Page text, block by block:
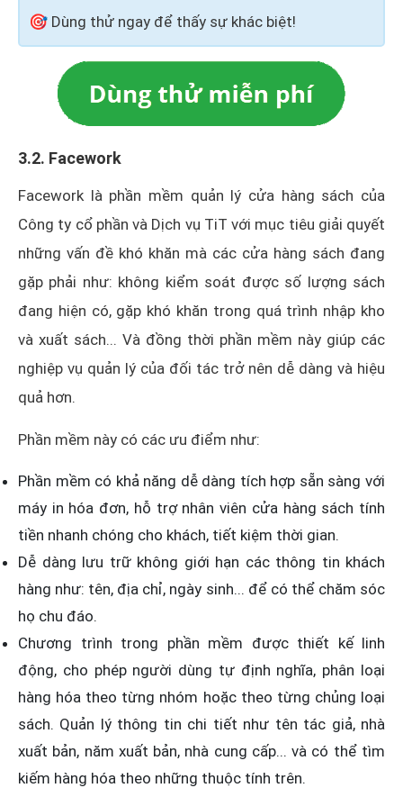
🎯 Dùng thử ngay để thấy sự khác biệt!
3.2. Facework
Facework là phần mềm quản lý cửa hàng sách của
Công ty cổ phần và Dịch vụ TiT với mục tiêu giải quyết
những vấn đề khó khăn mà các cửa hàng sách đang
gặp phải như: không kiểm soát được số lượng sách
đang hiện có, gặp khó khăn trong quá trình nhập kho
và xuất sách... Và đồng thời phần mềm này giúp các
nghiệp vụ quản lý của đối tác trở nên dễ dàng và hiệu
quả hơn.
Phần mềm này có các ưu điểm như:
Phần mềm có khả năng dễ dàng tích hợp sẵn sàng với
máy in hóa đơn, hỗ trợ nhân viên cửa hàng sách tính
tiền nhanh chóng cho khách, tiết kiệm thời gian.
Dễ dàng lưu trữ không giới hạn các thông tin khách
hàng như: tên, địa chỉ, ngày sinh... để có thể chăm sóc
họ chu đáo.
Chương trình trong phần mềm được thiết kế linh
động, cho phép người dùng tự định nghĩa, phân loại
hàng hóa theo từng nhóm hoặc theo từng chủng loại
sách. Quản lý thông tin chi tiết như tên tác giả, nhà
xuất bản, năm xuất bản, nhà cung cấp... và có thể tìm
kiếm hàng hóa theo những thuộc tính trên.